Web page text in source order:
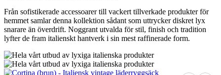
Från sofistikerade accessoarer till vackert tillverkade produkter för
hemmet samlar denna kollektion sådant som uttrycker diskret lyx
snarare än överdrift. Noggrant utvalda för stil, finish och tradition
lyfter de fram italienskt hantverk i sin mest raffinerade form.